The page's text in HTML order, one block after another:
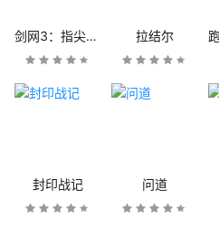
剑网3：指尖江湖 拉结尔
封印战记 问道